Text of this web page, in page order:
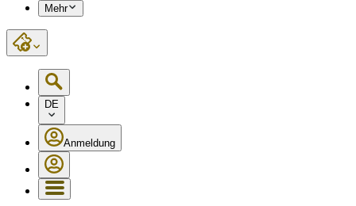
Mehr
DE
Anmeldung